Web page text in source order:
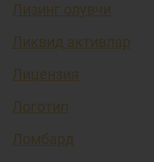
Лизинг олувчи
Ликвид активлар
Лицензия
Логотип
Ломбард